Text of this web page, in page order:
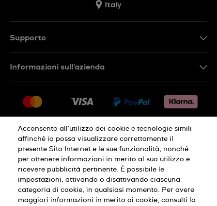
Italy
Supporto
Restituzione
Condizioni di vendita
Diritto di recesso
Informazioni sull'azienda
Lavora con noi
Informativa sulla privacy Cookies
Condizioni di utilizzo Informazioni legali
Acconsento all’utilizzo dei cookie e tecnologie simili
affinché io possa visualizzare correttamente il
presente Sito Internet e le sue funzionalità, nonché
per ottenere informazioni in merito al suo utilizzo e
ricevere pubblicità pertinente. È possibile le
impostazioni, attivando o disattivando ciascuna
categoria di cookie, in qualsiasi momento. Per avere
maggiori informazioni in merito ai cookie, consulti la